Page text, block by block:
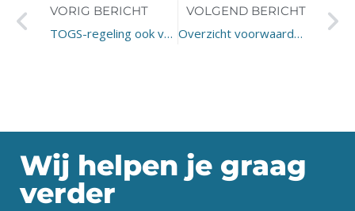
VORIG BERICHT
TOGS-regeling ook voor zorgondernemers
VOLGEND BERICHT
Overzicht voorwaarden NOW, Tozo en TOGS
Wij helpen je graag
verder